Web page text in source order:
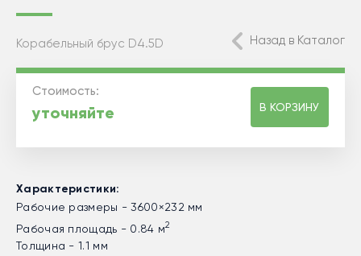
Корабельный брус D4.5D Назад в Каталог
Стоимость:
уточняйте В КОРЗИНУ
Характеристики:
Рабочие размеры - 3600×232 мм
Рабочая площадь - 0.84 м2
Толщина - 1.1 мм